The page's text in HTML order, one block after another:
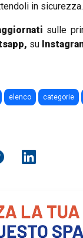
in sicurezza.
sulle
su
elenco categorie